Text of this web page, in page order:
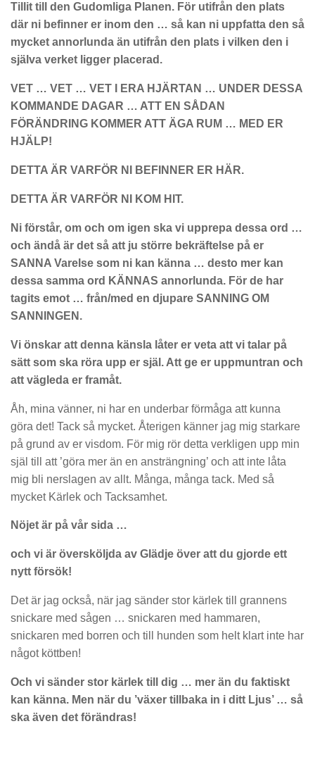
Tillit till den Gudomliga Planen. För utifrån den plats
där ni befinner er inom den … så kan ni uppfatta den så
mycket annorlunda än utifrån den plats i vilken den i
själva verket ligger placerad.
VET … VET … VET I ERA HJÄRTAN … UNDER DESSA
KOMMANDE DAGAR … ATT EN SÅDAN
FÖRÄNDRING KOMMER ATT ÄGA RUM … MED ER
HJÄLP!
DETTA ÄR VARFÖR NI BEFINNER ER HÄR.
DETTA ÄR VARFÖR NI KOM HIT.
Ni förstår, om och om igen ska vi upprepa dessa ord …
och ändå är det så att ju större bekräftelse på er
SANNA Varelse som ni kan känna … desto mer kan
dessa samma ord KÄNNAS annorlunda. För de har
tagits emot … från/med en djupare SANNING OM
SANNINGEN.
Vi önskar att denna känsla låter er veta att vi talar på
sätt som ska röra upp er själ. Att ge er uppmuntran och
att vägleda er framåt.
Åh, mina vänner, ni har en underbar förmåga att kunna
göra det! Tack så mycket. Återigen känner jag mig starkare
på grund av er visdom. För mig rör detta verkligen upp min
själ till att ’göra mer än en ansträngning’ och att inte låta
mig bli nerslagen av allt. Många, många tack. Med så
mycket Kärlek och Tacksamhet.
Nöjet är på vår sida …
och vi är översköljda av Glädje över att du gjorde ett
nytt försök!
Det är jag också, när jag sänder stor kärlek till grannens
snickare med sågen … snickaren med hammaren,
snickaren med borren och till hunden som helt klart inte har
något köttben!
Och vi sänder stor kärlek till dig … mer än du faktiskt
kan känna. Men när du ’växer tillbaka in i ditt Ljus’ … så
ska även det förändras!